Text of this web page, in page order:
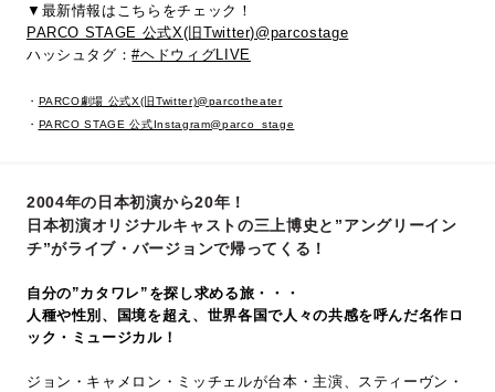
▼最新情報はこちらをチェック！
PARCO STAGE 公式X(旧Twitter)@parcostage
ハッシュタグ：#ヘドウィグLIVE
・ PARCO劇場 公式X(旧Twitter)@parcotheater
・ PARCO STAGE 公式Instagram@parco_stage
2004年の日本初演から20年！
日本初演オリジナルキャストの三上博史と”アングリーイン
チ”がライブ・バージョンで帰ってくる！
自分の”カタワレ”を探し求める旅・・・
人種や性別、国境を超え、世界各国で人々の共感を呼んだ名作ロ
ック・ミュージカル！
ジョン・キャメロン・ミッチェルが台本・主演、スティーヴン・